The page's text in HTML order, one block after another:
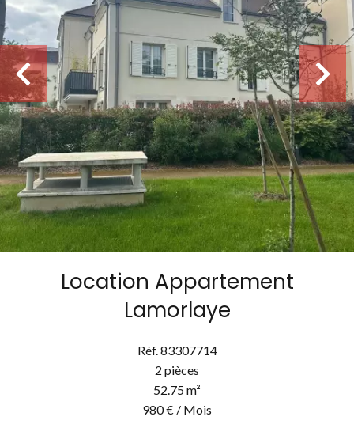
Location Appartement
Lamorlaye
Réf. 83307714
2 pièces
52.75 m²
980 € / Mois